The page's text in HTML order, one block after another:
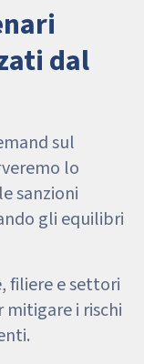
dal
sul
lo
sanzioni
gli equilibri
filiere e settori
i rischi